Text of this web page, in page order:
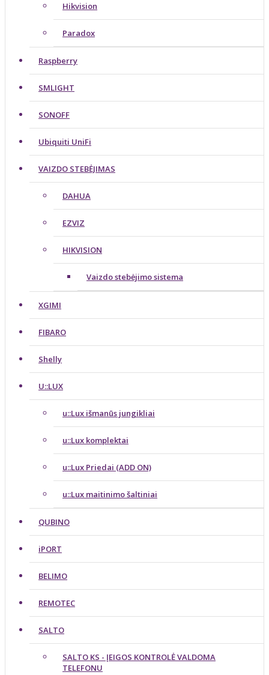
Hikvision
Paradox
Raspberry
SMLIGHT
SONOFF
Ubiquiti UniFi
VAIZDO STEBĖJIMAS
DAHUA
EZVIZ
HIKVISION
Vaizdo stebėjimo sistema
XGIMI
FIBARO
Shelly
U::LUX
u::Lux išmanūs jungikliai
u::Lux komplektai
u::Lux Priedai (ADD ON)
u::Lux maitinimo šaltiniai
QUBINO
iPORT
BELIMO
REMOTEC
SALTO
SALTO KS - ĮEIGOS KONTROLĖ VALDOMA
TELEFONU